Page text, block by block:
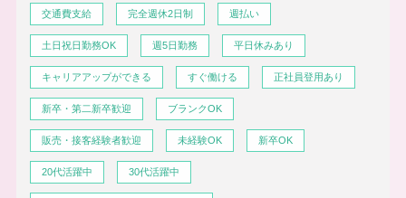
交通費支給 完全週休2日制 週払い
土日祝日勤務OK 週5日勤務 平日休みあり
キャリアアップができる すぐ働ける 正社員登用あり
新卒・第二新卒歓迎 ブランクOK
販売・接客経験者歓迎 未経験OK 新卒OK
20代活躍中 30代活躍中